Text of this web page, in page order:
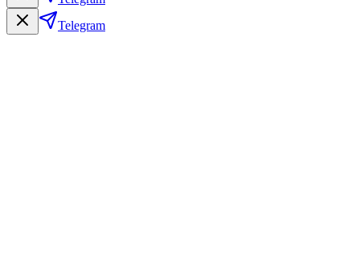
Telegram